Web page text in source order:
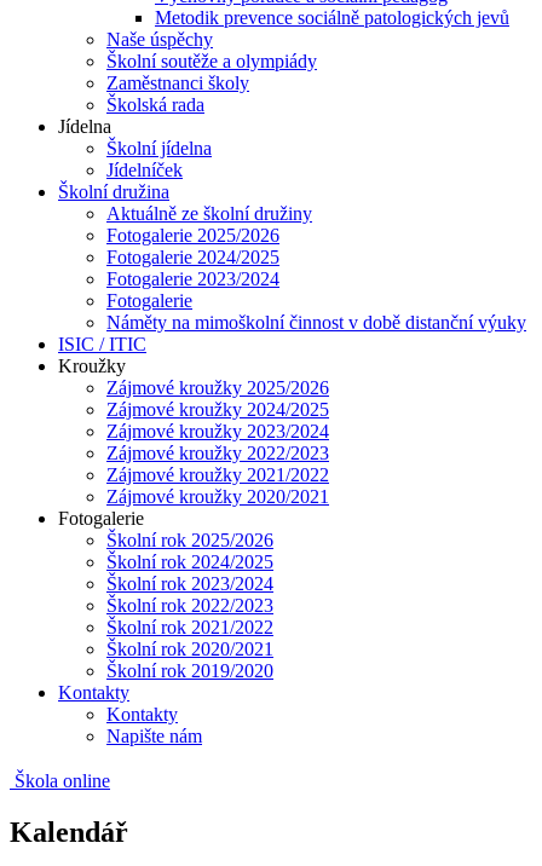
Metodik prevence sociálně patologických jevů
Naše úspěchy
Školní soutěže a olympiády
Zaměstnanci školy
Školská rada
Jídelna
Školní jídelna
Jídelníček
Školní družina
Aktuálně ze školní družiny
Fotogalerie 2025/2026
Fotogalerie 2024/2025
Fotogalerie 2023/2024
Fotogalerie
Náměty na mimoškolní činnost v době distanční výuky
ISIC / ITIC
Kroužky
Zájmové kroužky 2025/2026
Zájmové kroužky 2024/2025
Zájmové kroužky 2023/2024
Zájmové kroužky 2022/2023
Zájmové kroužky 2021/2022
Zájmové kroužky 2020/2021
Fotogalerie
Školní rok 2025/2026
Školní rok 2024/2025
Školní rok 2023/2024
Školní rok 2022/2023
Školní rok 2021/2022
Školní rok 2020/2021
Školní rok 2019/2020
Kontakty
Kontakty
Napište nám
Škola online
Kalendář